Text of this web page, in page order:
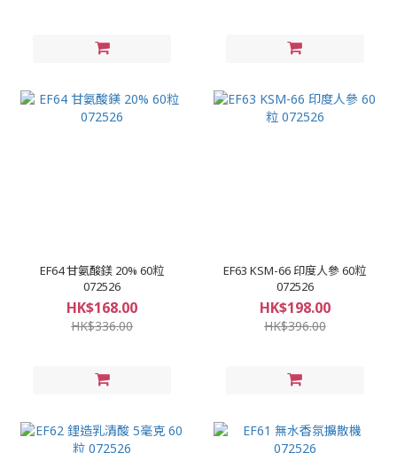
EF64 甘氨酸鎂 20% 60粒
072526
HK$168.00
HK$336.00
EF63 KSM-66 印度人參 60粒
072526
HK$198.00
HK$396.00